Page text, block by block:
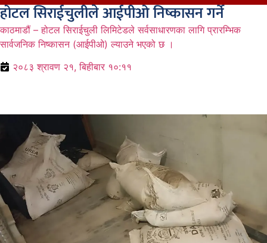
होटल सिराईचुलीले आईपीओ निष्कासन गर्ने
काठमाडौं – होटल सिराईचुली लिमिटेडले सर्वसाधारणका लागि प्रारम्भिक
सार्वजनिक निष्कासन (आईपीओ) ल्याउने भएको छ ।
२०८३ श्रावण २१, बिहीबार १०:११